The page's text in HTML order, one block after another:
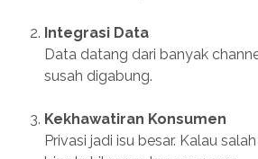
Integrasi Data
Data datang dari banyak
susah digabung.
Kekhawatiran Konsumen
Privasi jadi isu besar. Kalau